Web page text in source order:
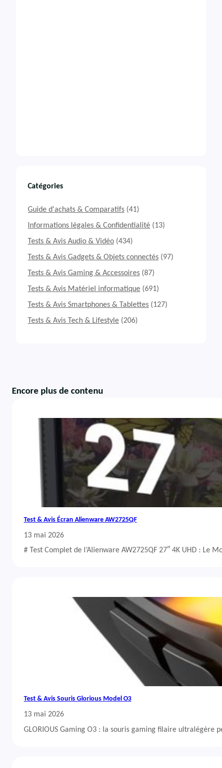
Catégories
Guide d'achats & Comparatifs (41)
Informations légales & Confidentialité (13)
Tests & Avis Audio & Vidéo (434)
Tests & Avis Gadgets & Objets connectés (97)
Tests & Avis Gaming & Accessoires (87)
Tests & Avis Matériel informatique (691)
Tests & Avis Smartphones & Tablettes (127)
Tests & Avis Tech & Lifestyle (206)
Encore plus de contenu
Test & Avis Écran Alienware AW2725QF
13 mai 2026
# Test Complet de l’Alienware AW2725QF 27″ 4K UHD : Le
Test & Avis Souris Glorious Model O3
13 mai 2026
GLORIOUS Gaming O3 : la souris gaming filaire ultralégère